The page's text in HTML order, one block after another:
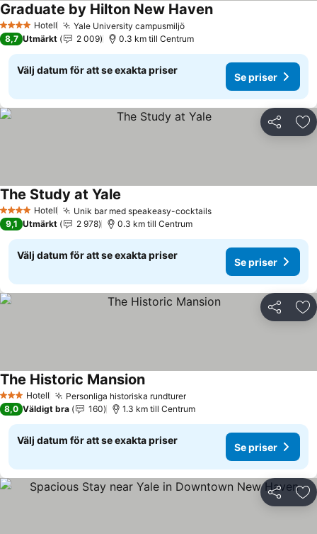
4 StjärnorHotell Yale University campusmiljöSe priser
Graduate by Hilton New HavenSe priser
8,7 Utmärkt 2 009 0.3 km till Centrum
Välj datum för att se exakta priser
Se priser
Dela
4 StjärnorHotell Unik bar med speakeasy-cocktailsSe priser
The Study at Yale
9,1 Utmärkt 2 978 0.3 km till Centrum
Välj datum för att se exakta priser
Se priser
Dela
3 StjärnorHotell Personliga historiska rundturerSe priser
The Historic MansionSe priser
8,0 Väldigt bra 160 1.3 km till Centrum
Välj datum för att se exakta priser
Se priser
Dela